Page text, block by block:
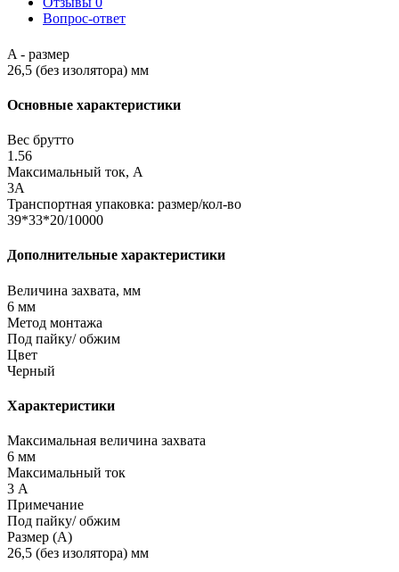
Вопрос-ответ
A - размер
26,5 (без изолятора) мм
Основные характеристики
Вес брутто
1.56
Максимальный ток, А
3A
Транспортная упаковка: размер/кол-во
39*33*20/10000
Дополнительные характеристики
Величина захвата, мм
6 мм
Метод монтажа
Под пайку/ обжим
Цвет
Черный
Характеристики
Максимальная величина захвата
6 мм
Максимальный ток
3 А
Примечание
Под пайку/ обжим
Размер (A)
26,5 (без изолятора) мм